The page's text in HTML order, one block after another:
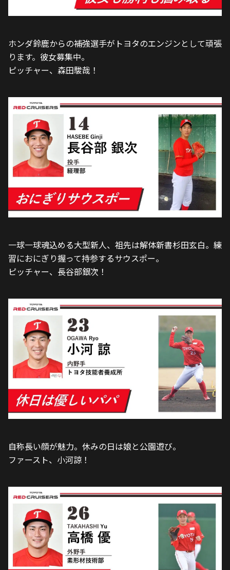
ホンダ鈴鹿からの補強選手がトヨタのエンジンとして頑張
ります。彼女募集中。
ピッチャー、森田駿哉！
一球一球魂込める大型新人、祖先は解体新書杉田玄白。練
習におにぎり握って持参するサウスポー。
ピッチャー、長谷部銀次！
自称長い顔が魅力。休みの日は娘と公園遊び。
ファースト、小河諒！